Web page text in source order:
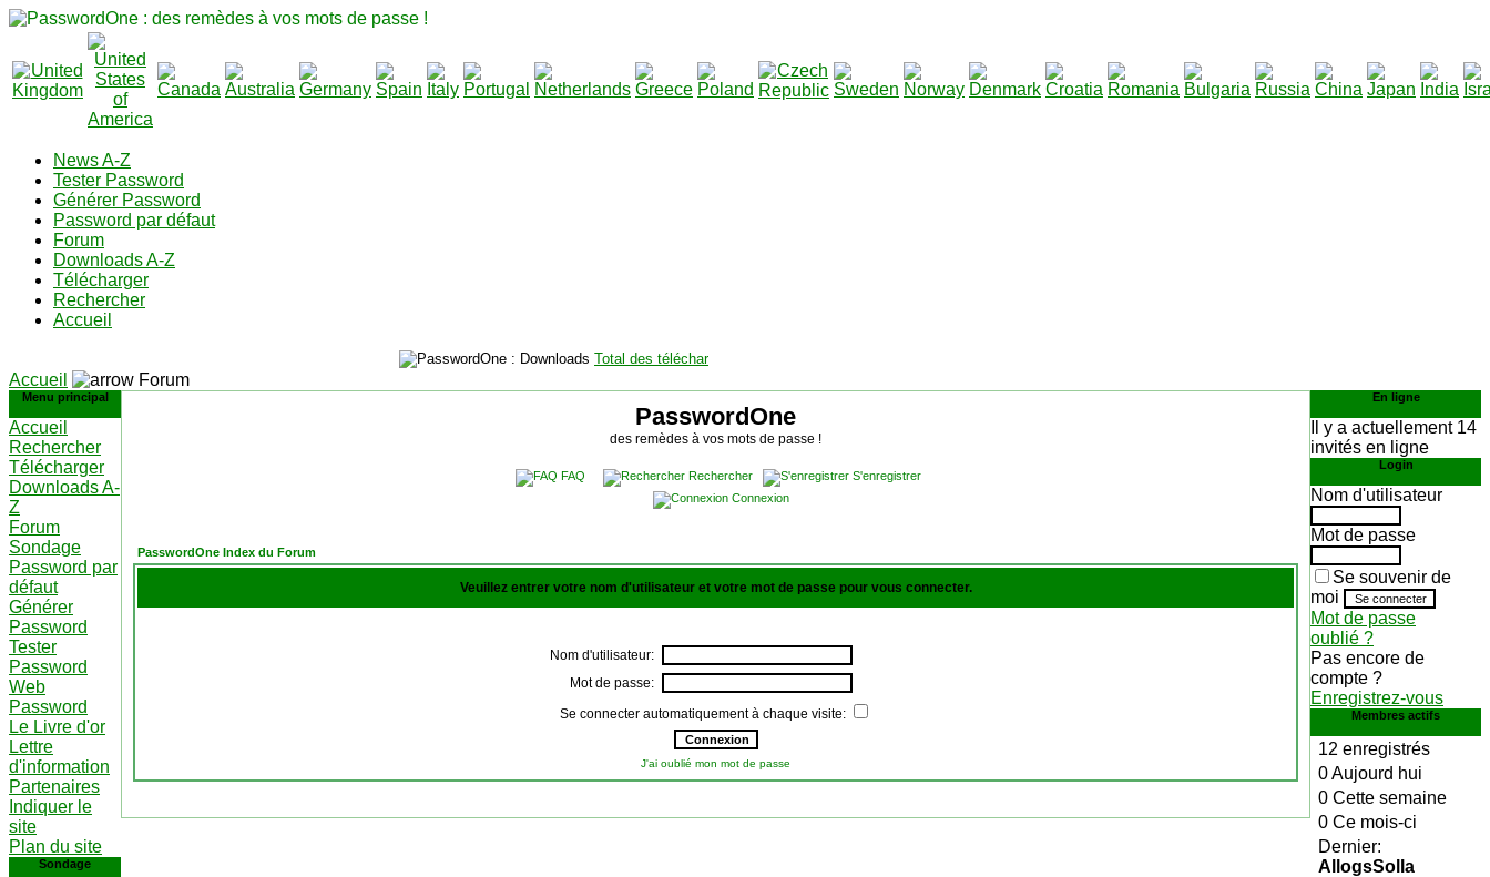
News A-Z
Tester Password
Générer Password
Password par défaut
Forum
Downloads A-Z
Télécharger
Rechercher
Accueil
Total des téléchargements
Accueil
Forum
Menu principal
Accueil
Rechercher
Télécharger
Downloads A-
Z
Forum
Sondage
Password par
défaut
Générer
Password
Tester
Password
Web
Password
Le Livre d'or
Lettre
d'information
Partenaires
Indiquer le
site
Plan du site
Sondage
PasswordOne
des remèdes à vos mots de passe !
FAQ Rechercher
S'enregistrer
Connexion
PasswordOne Index du Forum
Veuillez entrer votre nom d'utilisateur et votre mot de passe pour vous connecter.
Nom d'utilisateur:
Mot de passe:
Se connecter automatiquement à chaque visite:
J'ai oublié mon mot de passe
En ligne
Il y a actuellement 14
invités en ligne
Login
Nom d'utilisateur
Mot de passe
Se souvenir de
moi
Mot de passe
oublié ?
Pas encore de
compte ?
Enregistrez-vous
Membres actifs
12 enregistrés
0 Aujourd hui
0 Cette semaine
0 Ce mois-ci
Dernier:
AllogsSolla